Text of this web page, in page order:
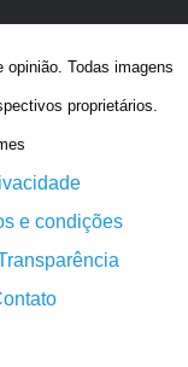
Todas imagens
proprietários.
e condições